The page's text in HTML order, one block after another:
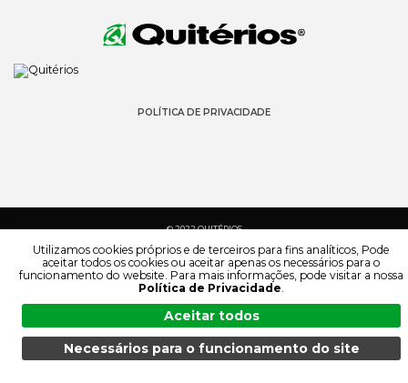
POLÍTICA DE PRIVACIDADE
© 2022 QUITÉRIOS
TODOS OS DIREITOS RESERVADOS
MENU PESQUISA PRODUTOS PT
Utilizamos cookies próprios e de terceiros para fins analíticos, Pode
aceitar todos os cookies ou aceitar apenas os necessários para o
funcionamento do website. Para mais informações, pode visitar a nossa
Política de Privacidade.
Aceitar todos
Necessários para o funcionamento do site